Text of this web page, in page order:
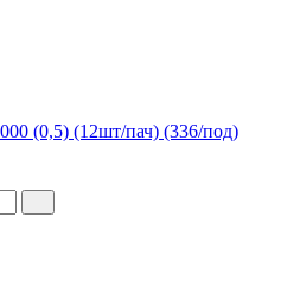
(0,5) (12шт/пач) (336/под)